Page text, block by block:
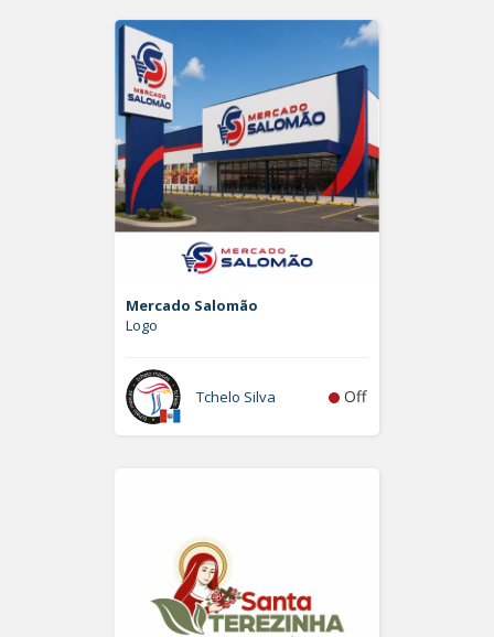
Mercado Salomão
Logo
Tchelo Silva Off